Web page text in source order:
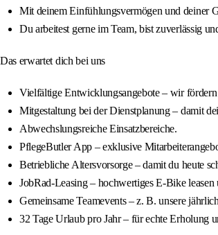
Mit deinem Einfühlungsvermögen und deiner
Du arbeitest gerne im Team, bist zuverlässig
Das erwartet dich bei uns
Vielfältige Entwicklungsangebote – wir
Mitgestaltung bei der Dienstplanung – damit
Abwechslungsreiche Einsatzbereiche.
PflegeButler App – exklusive
Betriebliche Altersvorsorge – damit du heute
JobRad-Leasing – hochwertiges E-Bike leasen
Gemeinsame Teamevents – z. B. unsere
32 Tage Urlaub pro Jahr – für echte Erholung